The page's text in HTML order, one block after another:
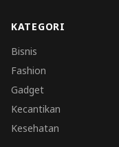
KATEGORI
Bisnis
Fashion
Gadget
Kecantikan
Kesehatan